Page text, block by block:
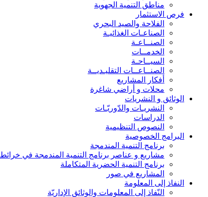
مناطق التنمية الجهوية
فرص الاستثمار
الفلاحة والصيد البحري
الصناعـات الغذائيـة
الصنــاعـة
الخدمــات
السيــاحـة
الصنــاعــات التقليـديــة
أفكار المشاريع
محلات و أراضي شاغرة
الوثائق و النشريات
النشريـات والدّوريّـات
الدراسات
النصوص التنظيمية
البرامج الخصوصية
برنامج التنمية المندمجة
مشاريع و عناصر برنامج التنمية المندمجة في خرائط
برنامج التنمية الحضرية المتكاملة
المشاريع في صور
النفاذ إلى المعلومة
النّفاذ إلى المعلومات والوثائق الإداريّة